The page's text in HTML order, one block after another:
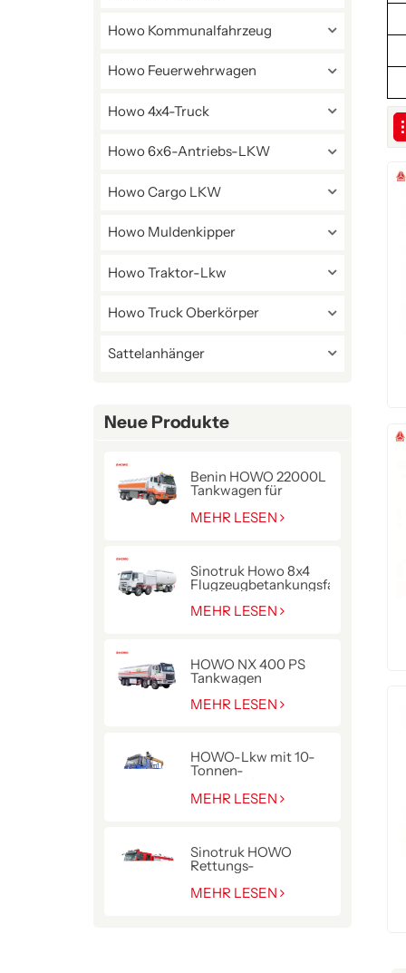
Howo Kommunalfahrzeug
Howo Feuerwehrwagen
Howo 4x4-Truck
Howo 6x6-Antriebs-LKW
Howo Cargo LKW
Howo Muldenkipper
Howo Traktor-Lkw
Howo Truck Oberkörper
Sattelanhänger
Neue Produkte
Benin HOWO 22000L
Tankwagen für
Kraftstofflieferung
MEHR LESEN
Sinotruk Howo 8x4
Flugzeugbetankungsfahrzeug
MEHR LESEN
HOWO NX 400 PS
Tankwagen
MEHR LESEN
HOWO-Lkw mit 10-
Tonnen-
MEHR LESEN
Sinotruk HOWO
Rettungs-
Pumpenwagen für die
Polizei
MEHR LESEN